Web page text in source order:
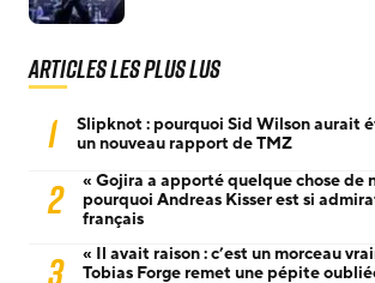
Articles les plus lus
1
Slipknot : pourquoi Sid Wilson aurait
un nouveau rapport de TMZ
2
« Gojira a apporté quelque chose de
pourquoi Andreas Kisser est si
français
« Il avait raison : c’est un morceau
Tobias Forge remet une pépite